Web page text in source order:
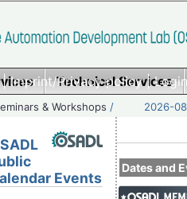
Imprint/Privacy policy|
Technical Services
& Workshops / 2026-
Dates and
Events